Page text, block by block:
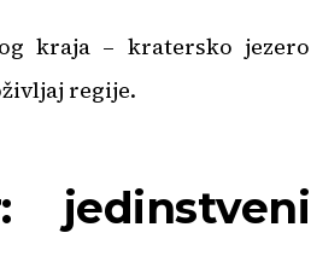
kraja – kratersko jezero
regije.
jedinstveni